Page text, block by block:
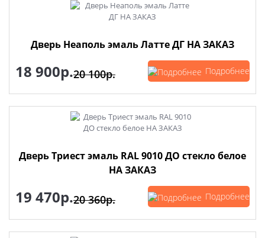
Дверь Неаполь эмаль Латте ДГ НА ЗАКАЗ
18 900р.20 100р. Подробнее
Дверь Триест эмаль RAL 9010 ДО стекло белое
НА ЗАКАЗ
19 470р.20 360р. Подробнее